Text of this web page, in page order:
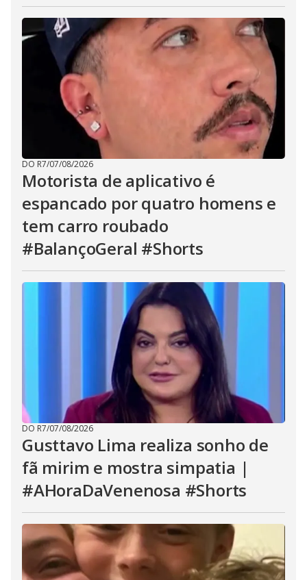
DO R7/07/08/2026
Motorista de aplicativo é
espancado por quatro homens e
tem carro roubado
#BalançoGeral #Shorts
DO R7/07/08/2026
Gusttavo Lima realiza sonho de
fã mirim e mostra simpatia |
#AHoraDaVenenosa #Shorts